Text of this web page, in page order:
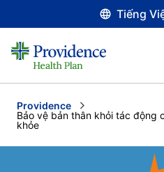
Tiếng
Providence
Current:
Bảo vệ bản thân khỏi tác động
khỏe